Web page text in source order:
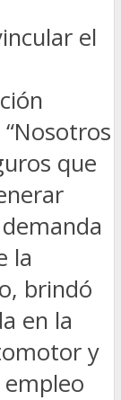
el
que
la
brindó
en la
y